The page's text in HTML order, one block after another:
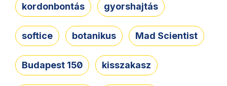
kordonbontás gyorshajtás
softice botanikus Mad Scientist
Budapest 150 kisszakasz